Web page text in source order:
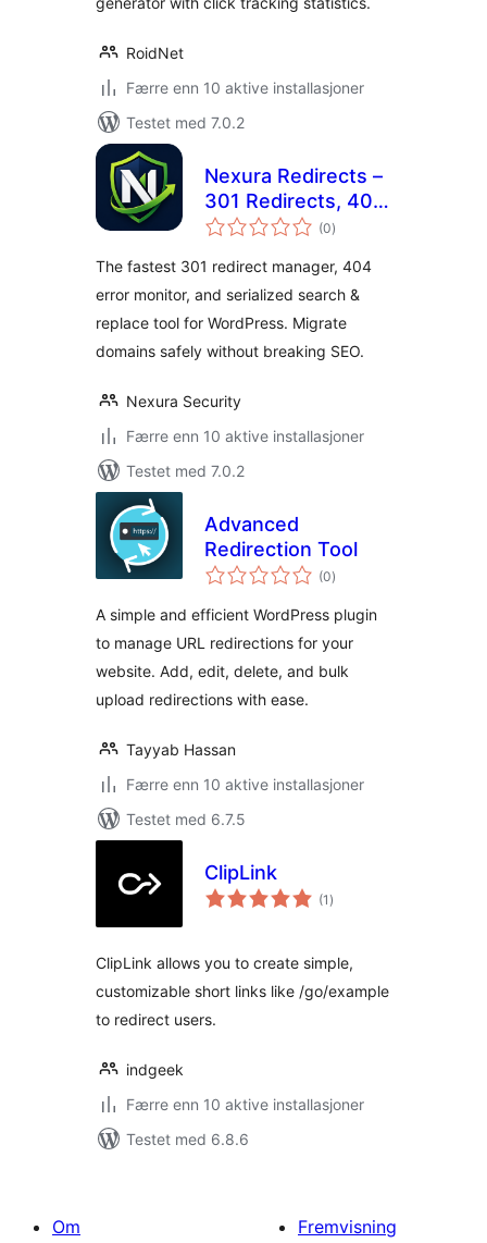
RoidNet
Færre enn 10 aktive installasjoner
Testet med 7.0.2
Nexura Redirects –
301 Redirects, 404
Monitor & DB
(0totale
vurderinger
)
The fastest 301 redirect manager, 404
error monitor, and serialized search &
replace tool for WordPress. Migrate
domains safely without breaking SEO.
Nexura Security
Færre enn 10 aktive installasjoner
Testet med 7.0.2
Advanced
Redirection Tool
(0totale
vurderinger
)
A simple and efficient WordPress plugin
to manage URL redirections for your
website. Add, edit, delete, and bulk
upload redirections with ease.
Tayyab Hassan
Færre enn 10 aktive installasjoner
Testet med 6.7.5
ClipLink
(1 totale
vurderinger
)
ClipLink allows you to create simple,
customizable short links like /go/example
to redirect users.
indgeek
Færre enn 10 aktive installasjoner
Testet med 6.8.6
Om
Fremvisning